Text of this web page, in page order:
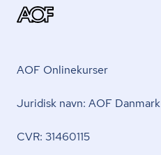
AOF Onlinekurser
Juridisk navn: AOF Danmark
CVR: 31460115